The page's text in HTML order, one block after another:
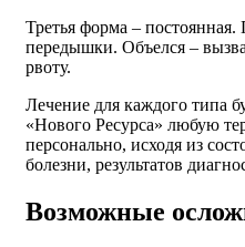
Третья форма –
передышки. Объелся –
рвоту.
Лечение для каждого типа
«Нового Ресурса» любую
персонально, исходя из
болезни, результатов
Возможные